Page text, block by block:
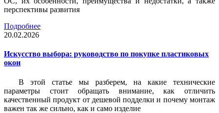
перспективы развития
Подробнее
20.02.2026
Искусство выбора: руководство по покупке пластиковых
окон
В этой статье мы разберем, на какие технические
параметры стоит обращать внимание, как отличить
качественный продукт от дешевой подделки и почему монтаж
важен так же сильно, как и само изделие